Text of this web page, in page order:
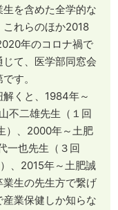
を含めた全学的な
れらのほか2018
年のコロナ禍で
て、医学部同窓会
す。
くと、1984年～
不二雄先生（１回
）、2000年～土肥
一也先生（３回
、2015年～土肥誠
生の先生方で繋げ
業保健しか知らな